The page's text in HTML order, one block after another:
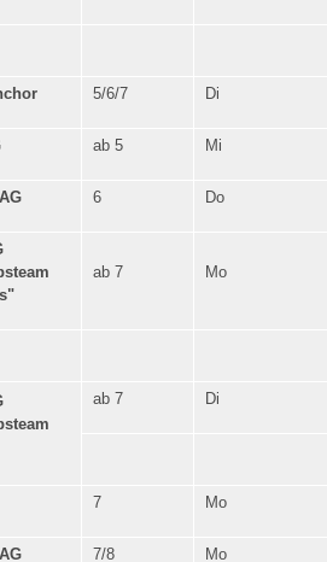
5/6/7 Di
ab 5 Mi
6 Do
ab 7 Mo
ab 7 Di
7 Mo
7/8 Mo